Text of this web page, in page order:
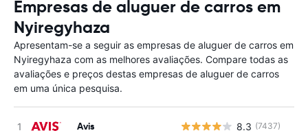
Empresas de aluguer de carros em
Nyiregyhaza
Apresentam-se a seguir as empresas de aluguer de carros em
Nyiregyhaza com as melhores avaliações. Compare todas as
avaliações e preços destas empresas de aluguer de carros
em uma única pesquisa.
Avis 8.3 (7437)